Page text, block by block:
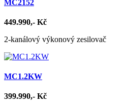
MC2152
449.990,- Kč
2-kanálový výkonový zesilovač
MC1.2KW
399.990,- Kč